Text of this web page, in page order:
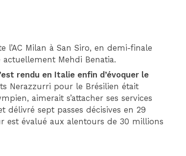
l’AC Milan à San Siro, en demi-finale
Mehdi Benatia.
rendu en Italie enfin d’évoquer le
Nerazzurri pour le Brésilien était
aimerait s’attacher ses services
délivré sept passes décisives en 29
est évalué aux alentours de 30 millions